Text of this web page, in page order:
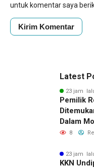
untuk komentar saya
Latest
23 jam
Pemilik
Dalam
Dugaan
8
23 jam
KKN